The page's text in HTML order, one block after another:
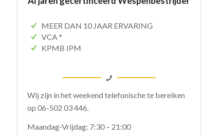
MEER DAN 10 JAAR ERVARING
VCA *
KPMB IPM
Wij zijn in het weekend telefonische te bereiken
op 06-502 03 446.
Maandag-Vrijdag: 7:30 – 21:00